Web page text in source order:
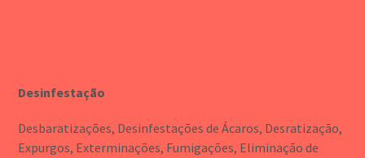
Desinfestação
Desbaratizações, Desinfestações de Ácaros, Desratização,
Expurgos, Exterminações, Fumigações, Eliminação de